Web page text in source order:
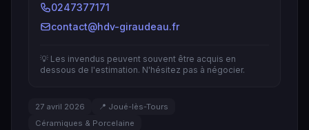
0247377171
contact@hdv-giraudeau.fr
💡 Les invendus peuvent souvent être acquis en
dessous de l'estimation. N'hésitez pas à négocier.
27 avril 2026
📍 Joué-lès-Tours
Céramiques & Porcelaine